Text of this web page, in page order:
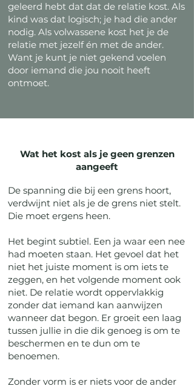
geleerd hebt dat dat de relatie kost. Als
kind was dat logisch; je had die ander
nodig. Als volwassene kost het je de
relatie met jezelf én met de ander.
Want je kunt je niet gekend voelen
door iemand die jou nooit heeft
ontmoet.
Wat het kost als je geen grenzen
aangeeft
De spanning die bij een grens hoort,
verdwijnt niet als je de grens niet stelt.
Die moet ergens heen.
Het begint subtiel. Een ja waar een nee
had moeten staan. Het gevoel dat het
niet het juiste moment is om iets te
zeggen, en het volgende moment ook
niet. De relatie wordt oppervlakkig
zonder dat iemand kan aanwijzen
wanneer dat begon. Er groeit een laag
tussen jullie in die dik genoeg is om te
beschermen en te dun om te
benoemen.
Zonder vorm is er niets voor de ander